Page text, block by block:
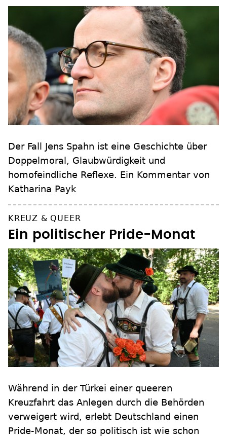
Der Fall Jens Spahn ist eine Geschichte über
Doppelmoral, Glaubwürdigkeit und
homofeindliche Reflexe. Ein Kommentar von
Katharina Payk
KREUZ & QUEER
Ein politischer Pride-Monat
Während in der Türkei einer queeren
Kreuzfahrt das Anlegen durch die Behörden
verweigert wird, erlebt Deutschland einen
Pride-Monat, der so politisch ist wie schon